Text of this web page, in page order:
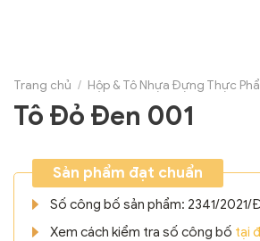
Trang chủ / Hộp & Tô Nhựa Đựng Thực
Tô Đỏ Đen 001
Sản phẩm đạt chuẩn
Số công bố sản phẩm: 2341/2021/
Xem cách kiểm tra số công bố tại